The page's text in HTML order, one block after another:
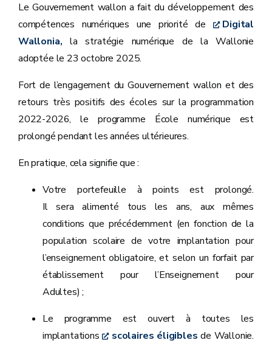
Le Gouvernement wallon a fait du développement des
compétences numériques une priorité de
Digital
Wallonia, la stratégie numérique de la Wallonie
adoptée le 23 octobre 2025.
Fort de l’engagement du Gouvernement wallon et des
retours très positifs des écoles sur la programmation
2022-2026, le programme École numérique est
prolongé pendant les années ultérieures.
En pratique, cela signifie que :
Votre portefeuille à points est prolongé.
Il sera alimenté tous les ans, aux mêmes
conditions que précédemment (en fonction de la
population scolaire de votre implantation pour
l’enseignement obligatoire, et selon un forfait par
établissement pour l’Enseignement pour
Adultes) ;
Le programme est ouvert à toutes les
implantations
scolaires éligibles de Wallonie.